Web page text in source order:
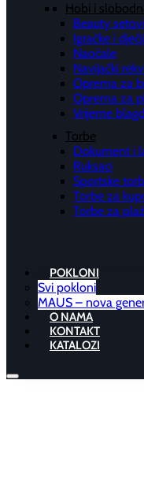
Hobi i
Beauty setovi
Igračke i
Naočale
Navijački
Oprema za
Oprema za
Vrijeme
Torbe
Dokument i
Ruksaci
Sportske
Torbe za
Torbe za
POKLONI
Svi pokloni
MAUS – nova
O NAMA
KONTAKT
KATALOZI